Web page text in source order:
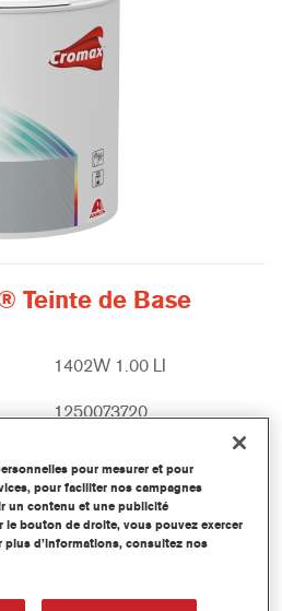
Teinte de Base
1402W 1.00 LI
1250073720
pour mesurer et pour
pour faciliter nos campagnes
un contenu et une publicité
le bouton de droite, vous pouvez exercer
plus d’informations, consultez nos